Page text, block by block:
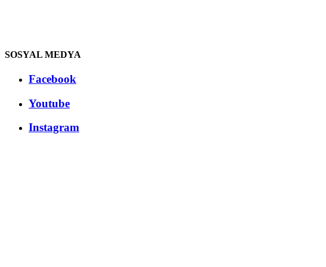
SOSYAL MEDYA
Facebook
Youtube
Instagram